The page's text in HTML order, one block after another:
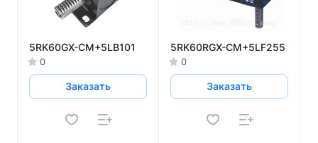
5RK60GX-CM+5LB101
0
Заказать
5RK60RGX-CM+5LF255
0
Заказать